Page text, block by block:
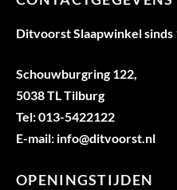
Ditvoorst Slaapwinkel sinds
Schouwburgring 122,
5038 TL Tilburg
Tel: 013-5422122
E-mail: info@ditvoorst.nl
OPENINGSTIJDEN